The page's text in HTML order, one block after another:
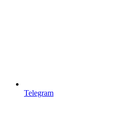
Telegram